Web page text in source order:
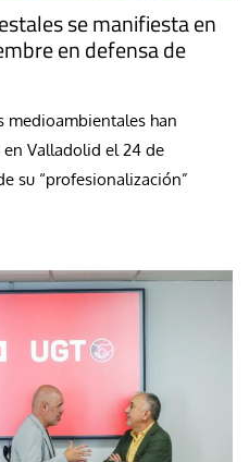
se manifiesta en
en defensa de
medioambientales han
Valladolid el 24 de
su “profesionalización”